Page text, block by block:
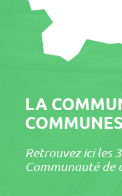
LA
COMMUNES
Retrou­vez ici les
Commu­nauté de